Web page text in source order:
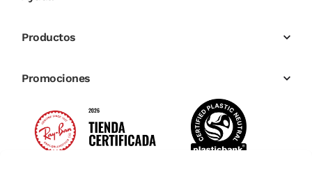
Productos
Promociones